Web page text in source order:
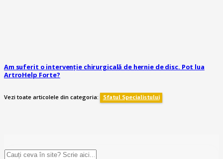
Am suferit o intervenție chirurgicală de hernie de disc. Pot lua
ArtroHelp Forte?
Vezi toate articolele din categoria: Sfatul Specialistului